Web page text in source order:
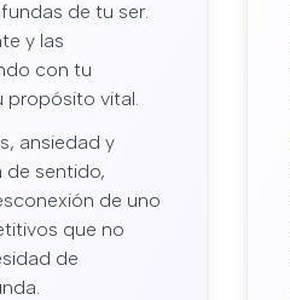
de tu ser.
y las
con tu
propósito vital.
ansiedad y
de sentido,
de uno
que no
de